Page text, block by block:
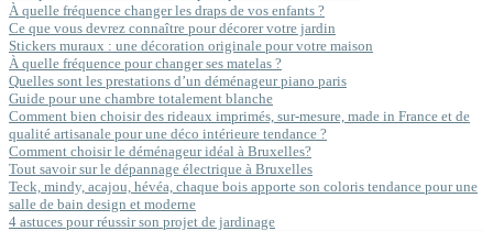
À quelle fréquence changer les draps de vos enfants ?
Ce que vous devrez connaître pour décorer votre jardin
Stickers muraux : une décoration originale pour votre maison
À quelle fréquence pour changer ses matelas ?
Quelles sont les prestations d’un déménageur piano paris
Guide pour une chambre totalement blanche
Comment bien choisir des rideaux imprimés, sur-mesure, made in France et de
qualité artisanale pour une déco intérieure tendance ?
Comment choisir le déménageur idéal à Bruxelles?
Tout savoir sur le dépannage électrique à Bruxelles
Teck, mindy, acajou, hévéa, chaque bois apporte son coloris tendance pour une
salle de bain design et moderne
4 astuces pour réussir son projet de jardinage